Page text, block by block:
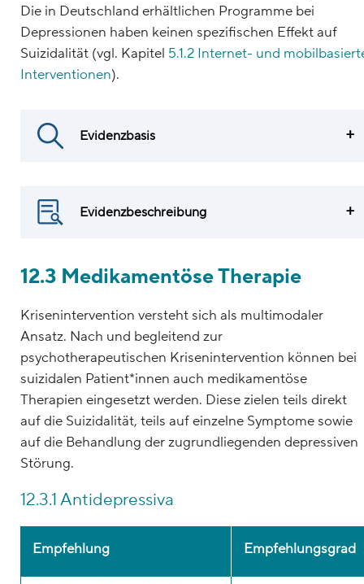
Die in Deutschland erhältlichen Programme bei
Depressionen haben keinen spezifischen Effekt auf
Suizidalität (vgl. Kapitel 5.1.2 Internet- und
Interventionen).
Evidenzbasis
Evidenzbeschreibung
12.3 Medikamentöse Therapie
Krisenintervention versteht sich als multimodaler
Ansatz. Nach und begleitend zur
psychotherapeutischen Krisenintervention können bei
suizidalen Patient*innen auch medikamentöse
Therapien eingesetzt werden. Diese zielen teils direkt
auf die Suizidalität, teils auf einzelne Symptome sowie
auf die Behandlung der zugrundliegenden depressiven
Störung.
12.3.1 Antidepressiva
Empfehlung Empfehlungsgrad